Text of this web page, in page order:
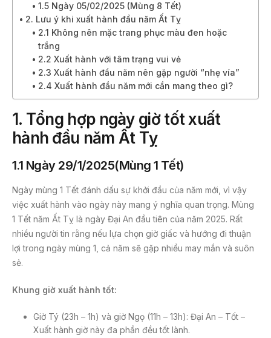
1.5 Ngày 05/02/2025 (Mùng 8 Tết)
2. Lưu ý khi xuất hành đầu năm Ất Tỵ
2.1 Không nên mặc trang phục màu đen hoặc
trắng
2.2 Xuất hành với tâm trạng vui vẻ
2.3 Xuất hành đầu năm nên gặp người “nhẹ vía”
2.4 Xuất hành đầu năm mới cần mang theo gì?
1. Tổng hợp ngày giờ tốt xuất
hành đầu năm Ất Tỵ
1.1 Ngày 29/1/2025(Mùng 1 Tết)
Ngày mùng 1 Tết đánh dấu sự khởi đầu của năm mới, vì vậy
việc xuất hành vào ngày này mang ý nghĩa quan trọng. Mùng
1 Tết năm Ất Tỵ là ngày Đại An đầu tiên của năm 2025. Rất
nhiều người tin rằng nếu lựa chọn giờ giấc và hướng đi thuận
lợi trong ngày mùng 1, cả năm sẽ gặp nhiều may mắn và suôn
sẻ.
Khung giờ xuất hành tốt:
Giờ Tý (23h – 1h) và giờ Ngọ (11h – 13h): Đại An – Tốt –
Xuất hành giờ này đa phần đều tốt lành.